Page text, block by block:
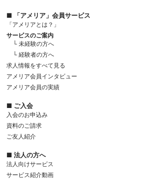
■ 「アメリア」会員サービス
「アメリアとは？」
サービスのご案内
└ 未経験の方へ
└ 経験者の方へ
求人情報をすべて見る
アメリア会員インタビュー
アメリア会員の実績
■ ご入会
入会のお申込み
資料のご請求
ご友人紹介
■ 法人の方へ
法人向けサービス
サービス紹介動画